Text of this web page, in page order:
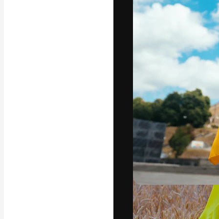
La piattaforma
migliori lavori.
creativi,
Copyright © 2010-